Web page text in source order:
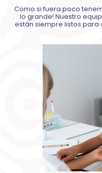
Como si fuera poco
lo grande! Nuestro
están siempre listos para